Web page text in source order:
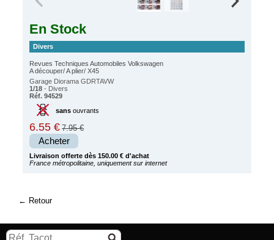
En Stock
Divers
Revues Techniques Automobiles Volkswagen
A découper/ A plier/ X45
Garage Diorama GDRTAVW
1/18 - Divers
Réf. 94529
sansouvrants
6.55 € 7.95 €
Acheter
Livraison offerte dès 150.00 € d'achat
France métropolitaine, uniquement sur internet
Retour